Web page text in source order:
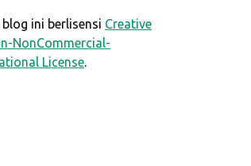
ini berlisensi Creative
NonCommercial-
License.